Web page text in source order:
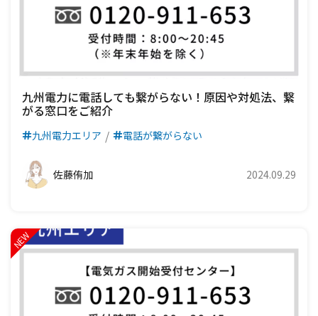
九州電力に電話しても繋がらない！原因や対処法、繋
がる窓口をご紹介
九州電力エリア 電話が繋がらない
佐藤侑加 2024.09.29